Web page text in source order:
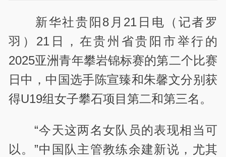
新华社贵阳8月21日电（记者罗
羽）21日，在贵州省贵阳市举行的
2025亚洲青年攀岩锦标赛的第二个比赛
日中，中国选手陈宣臻和朱馨文分别获
得U19组女子攀石项目第二和第三名。
“今天这两名女队员的表现相当可
以。”中国队主管教练余建新说，尤其